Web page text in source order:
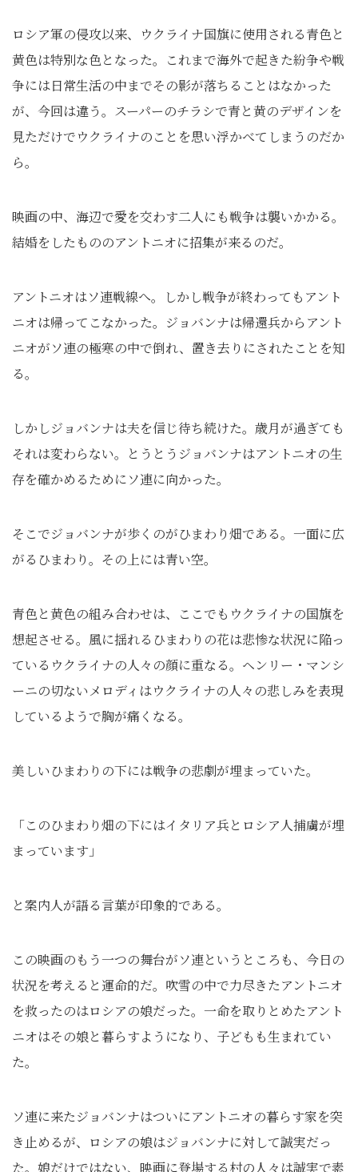
ロシア軍の侵攻以来、ウクライナ国旗に使用される青色と
黄色は特別な色となった。これまで海外で起きた紛争や戦
争には日常生活の中までその影が落ちることはなかった
が、今回は違う。スーパーのチラシで青と黄のデザインを
見ただけでウクライナのことを思い浮かべてしまうのだか
ら。
映画の中、海辺で愛を交わす二人にも戦争は襲いかかる。
結婚をしたもののアントニオに招集が来るのだ。
アントニオはソ連戦線へ。しかし戦争が終わってもアント
ニオは帰ってこなかった。ジョバンナは帰還兵からアント
ニオがソ連の極寒の中で倒れ、置き去りにされたことを知
る。
しかしジョバンナは夫を信じ待ち続けた。歳月が過ぎても
それは変わらない。とうとうジョバンナはアントニオの生
存を確かめるためにソ連に向かった。
そこでジョバンナが歩くのがひまわり畑である。一面に広
がるひまわり。その上には青い空。
青色と黄色の組み合わせは、ここでもウクライナの国旗を
想起させる。風に揺れるひまわりの花は悲惨な状況に陥っ
ているウクライナの人々の顔に重なる。ヘンリー・マンシ
ーニの切ないメロディはウクライナの人々の悲しみを表現
しているようで胸が痛くなる。
美しいひまわりの下には戦争の悲劇が埋まっていた。
「このひまわり畑の下にはイタリア兵とロシア人捕虜が埋
まっています」
と案内人が語る言葉が印象的である。
この映画のもう一つの舞台がソ連というところも、今日の
状況を考えると運命的だ。吹雪の中で力尽きたアントニオ
を救ったのはロシアの娘だった。一命を取りとめたアント
ニオはその娘と暮らすようになり、子どもも生まれてい
た。
ソ連に来たジョバンナはついにアントニオの暮らす家を突
き止めるが、ロシアの娘はジョバンナに対して誠実だっ
た。娘だけではない、映画に登場する村の人々は誠実で素